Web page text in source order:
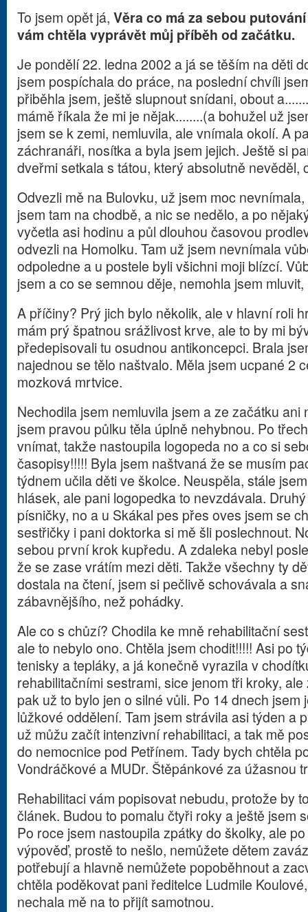
To jsem opět já, Věra co má za sebou
vám chtěla vyprávět můj příběh od začátku.
Je pondělí 22. ledna 2002 a já se těším na děti
jsem pospíchala do práce, na poslední chvíli
přiběhla jsem, ještě slupnout snídani, obout
mámě říkala že mi je nějak........(a bohužel už
jsem se k zemi, nemluvila, ale vnímala okolí. A
záchranáři, nosítka a byla jsem jejich. Ještě si
dveřmi setkala s tátou, který absolutně nevěděl,
Odvezli mě na Bulovku, už jsem moc
jsem tam na chodbě, a nic se nedělo, a po
vyčetla asi hodinu a půl dlouhou časovou
odvezli na Homolku. Tam už jsem nevnímala
odpoledne a u postele byli všichni moji blízcí.
jsem a co se semnou děje, nemohla jsem
A příčiny? Prý jich bylo několik, ale v hlavní roli
mám prý špatnou srážlivost krve, ale to by mi
předepisovali tu osudnou antikoncepci. Brala
najednou se tělo naštvalo. Měla jsem ucpané 2
mozková mrtvice.
Nechodila jsem nemluvila jsem a ze začátku
jsem pravou půlku těla úplně nehybnou. Po
vnímat, takže nastoupila logopeda no a co si
časopisy!!!!! Byla jsem naštvaná že se musím
týdnem učila děti ve školce. Neuspěla, stále
hlásek, ale pani logopedka to nevzdávala.
písničky, no a u Skákal pes přes oves jsem se
sestřičky i pani doktorka si mě šli poslechnout.
sebou první krok kupředu. A zdaleka nebyl
že se zase vrátím mezi děti. Takže všechny ty
dostala na čtení, jsem si pečlivě schovávala a
zábavnějšího, než pohádky.
Ale co s chůzí? Chodila ke mně rehabilitační
ale to nebylo ono. Chtěla jsem chodit!!!!! Asi po
tenisky a tepláky, a já konečně vyrazila v
rehabilitačními sestrami, sice jenom tři kroky,
pak už to bylo jen o silné vůli. Po 14 dnech
lůžkové oddělení. Tam jsem strávila asi týden a
už můžu začít intenzivní rehabilitaci, a tak mě
do nemocnice pod Petřínem. Tady bych chtěla
Vondráčkové a MUDr. Štěpánkové za úžasnou
Rehabilitaci vám popisovat nebudu, protože by
článek. Budou to pomalu čtyři roky a ještě jsem
Po roce jsem nastoupila zpátky do školky, ale
výpověď, prostě to nešlo, nemůžete dětem
potřebují a hlavně nemůžete popoběhnout a
chtěla poděkovat pani ředitelce Ludmile
nechala mě na to přijít samotnou.